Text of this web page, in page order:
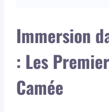
Immersion
: Les
Camée